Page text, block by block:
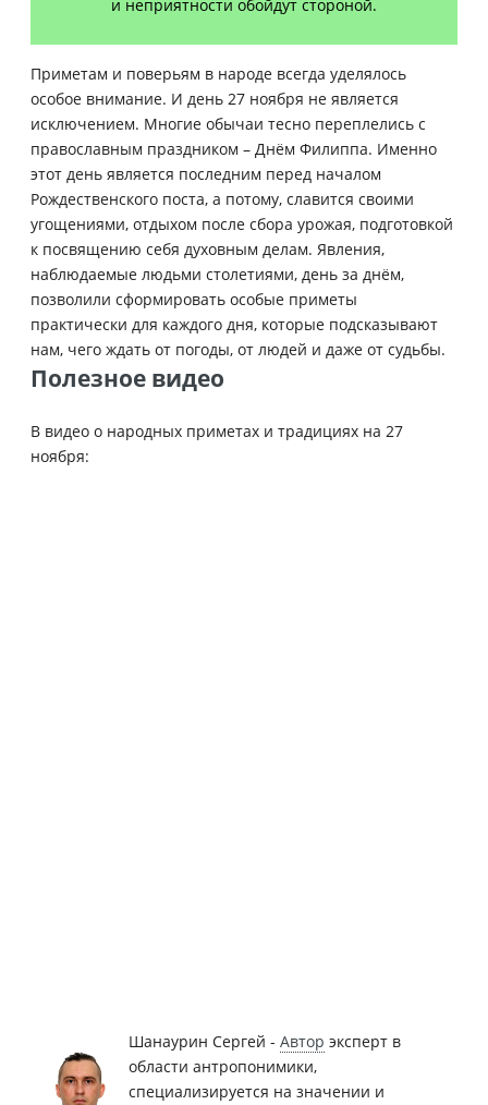
и неприятности обойдут стороной.
Приметам и поверьям в народе всегда уделялось
особое внимание. И день 27 ноября не является
исключением. Многие обычаи тесно переплелись с
православным праздником – Днём Филиппа. Именно
этот день является последним перед началом
Рождественского поста, а потому, славится своими
угощениями, отдыхом после сбора урожая, подготовкой
к посвящению себя духовным делам. Явления,
наблюдаемые людьми столетиями, день за днём,
позволили сформировать особые приметы
практически для каждого дня, которые подсказывают
нам, чего ждать от погоды, от людей и даже от судьбы.
Полезное видео
В видео о народных приметах и традициях на 27
ноября:
Шанаурин Сергей - Автор эксперт в
области антропонимики,
специализируется на значении и